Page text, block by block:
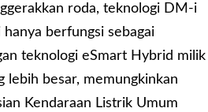
roda, teknologi DM-i
berfungsi sebagai
teknologi eSmart Hybrid milik
lebih besar, memungkinkan
Kendaraan Listrik Umum